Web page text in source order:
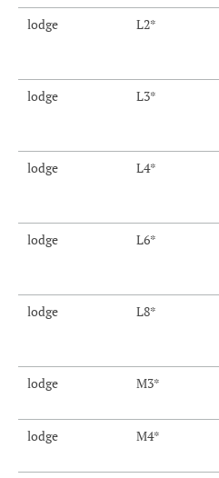
lodge
L2*
lodge L3*
lodge L4*
lodge L6*
lodge L8*
lodge M3*
lodge M4*